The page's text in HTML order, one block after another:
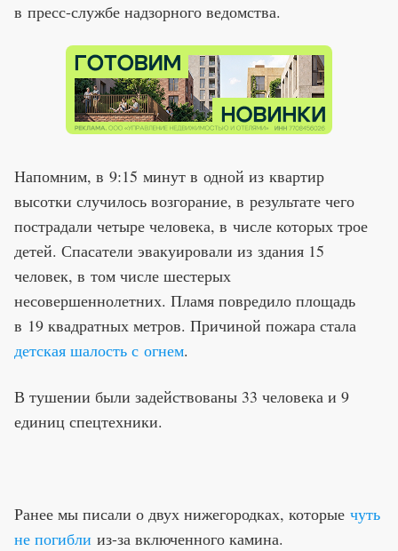
в пресс-службе надзорного ведомства.
Напомним, в 9:15 минут в одной из квартир
высотки случилось возгорание, в результате чего
пострадали четыре человека, в числе которых трое
детей. Спасатели эвакуировали из здания 15
человек, в том числе шестерых
несовершеннолетних. Пламя повредило площадь
в 19 квадратных метров. Причиной пожара стала
детская шалость с огнем.
В тушении были задействованы 33 человека и 9
единиц спецтехники.
Ранее мы писали о двух нижегородках, которые чуть
не погибли из-за включенного камина.